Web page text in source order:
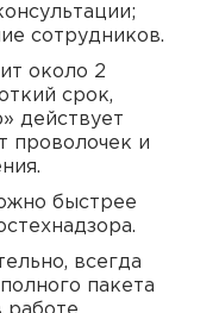
сотрудников.
около 2
срок,
действует
проволочек и
быстрее
всегда
пакета